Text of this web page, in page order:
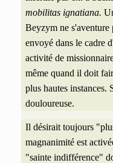
mobilitas ignatiana.
Beyzym ne s'aventure
envoyé dans le cadre
activité de
même quand il doit
plus hautes instances.
douloureuse.
Il désirait toujours
magnanimité est
"sainte indifférence"